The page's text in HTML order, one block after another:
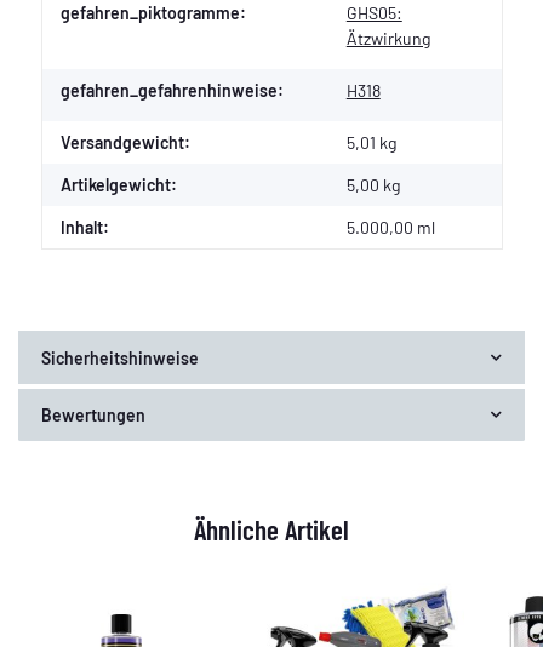
gefahren_piktogramme:
GHS05:
Ätzwirkung
gefahren_gefahrenhinweise: H318
Versandgewicht: 5,01 kg
Artikelgewicht: 5,00 kg
Inhalt: 5.000,00 ml
Sicherheitshinweise
Bewertungen
Ähnliche Artikel